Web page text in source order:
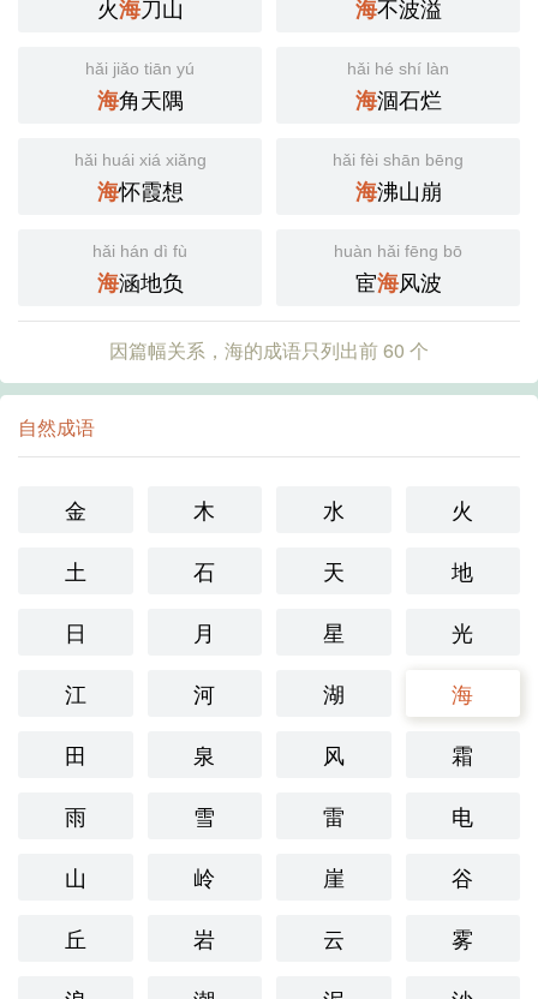
火海刀山 海不波溢
hǎi jiǎo tiān yú
海角天隅
hǎi hé shí làn
海涸石烂
hǎi huái xiá xiǎng
海怀霞想
hǎi fèi shān bēng
海沸山崩
hǎi hán dì fù
海涵地负
huàn hǎi fēng bō
宦海风波
因篇幅关系，海的成语只列出前 60 个
自然成语
金 木 水
火
土
石 天
地
日
月 星
光
江
河 湖
海
田
泉 风
霜
雨
雪 雷
电
山
岭 崖
谷
丘
岩 云
雾